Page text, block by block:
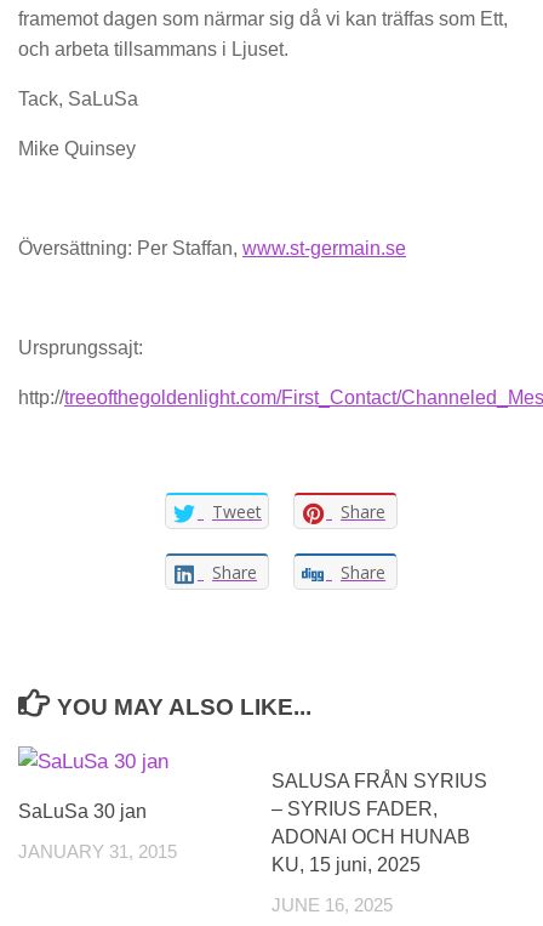
framemot dagen som närmar sig då vi kan träffas som Ett,
och arbeta tillsammans i Ljuset.
Tack, SaLuSa
Mike Quinsey
Översättning: Per Staffan, www.st-germain.se
Ursprungssajt:
http://treeofthegoldenlight.com/First_Contact/
Tweet Share
Share Share
YOU MAY ALSO LIKE...
SaLuSa 30 jan
JANUARY 31, 2015
SALUSA FRÅN SYRIUS
– SYRIUS FADER,
ADONAI OCH HUNAB
KU, 15 juni, 2025
JUNE 16, 2025